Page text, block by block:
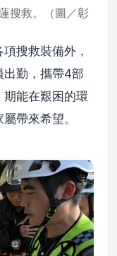
搜救。（圖／彰
搜救裝備外，
出勤，攜帶4部
能在艱困的環
帶來希望。